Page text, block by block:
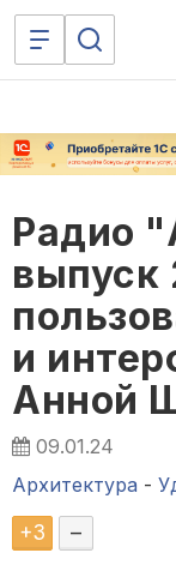
Радио
выпуск
и
Анной
09.01.24
Архитектура -
+3 –